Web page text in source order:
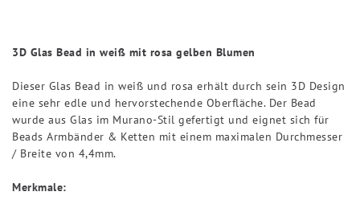
3D Glas Bead in weiß mit rosa gelben Blumen
Dieser Glas Bead in weiß und rosa erhält durch sein 3D Design
eine sehr edle und hervorstechende Oberfläche. Der Bead
wurde aus Glas im Murano-Stil gefertigt und eignet sich für
Beads Armbänder & Ketten mit einem maximalen Durchmesser
/ Breite von 4,4mm.
Merkmale: